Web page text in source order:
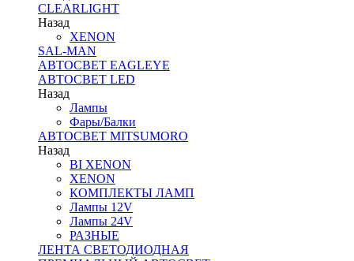
CLEARLIGHT
Назад
XENON
SAL-MAN
АВТОСВЕТ EAGLEYE
АВТОСВЕТ LED
Назад
Лампы
Фары/Балки
АВТОСВЕТ MITSUMORO
Назад
BI XENON
XENON
КОМПЛЕКТЫ ЛАМП
Лампы 12V
Лампы 24V
РАЗНЫЕ
ЛЕНТА СВЕТОДИОДНАЯ